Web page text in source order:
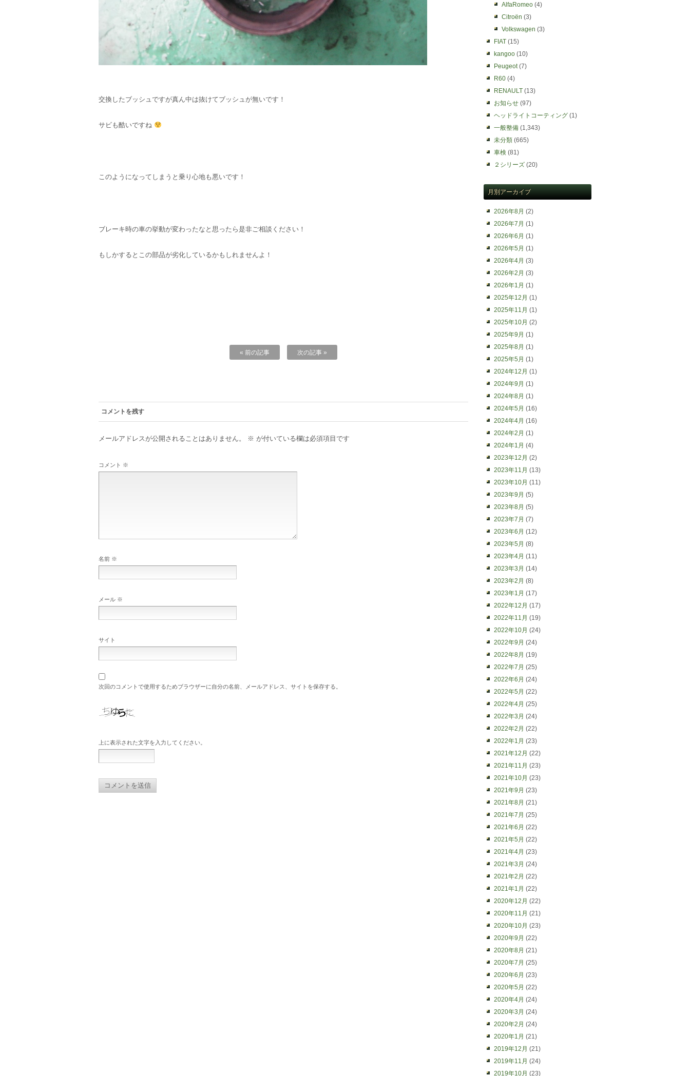
交換したブッシュですが真ん中は抜けてブッシュが無いです！
サビも酷いですね
このようになってしまうと乗り心地も悪いです！
ブレーキ時の車の挙動が変わったなと思ったら是非ご相談ください！
もしかするとこの部品が劣化しているかもしれませんよ！
« 前の記事 次の記事 »
コメントを残す
メールアドレスが公開されることはありません。 ※ が付いている欄は必須項目です
コメント ※
名前 ※
メール ※
サイト
次回のコメントで使用するためブラウザーに自分の名前、メールアドレス、サイトを保存する。
上に表示された文字を入力してください。
AlfaRomeo (4)
Citroën (3)
Volkswagen (3)
FIAT (15)
kangoo (10)
Peugeot(7)
R60 (4)
RENAULT (13)
お知らせ (97)
ヘッドライトコーティング (1)
一般整備 (1,343)
未分類 (665)
車検 (81)
２シリーズ (20)
月別アーカイブ
2026年8月 (2)
2026年7月 (1)
2026年6月 (1)
2026年5月 (1)
2026年4月 (3)
2026年2月 (3)
2026年1月 (1)
2025年12月 (1)
2025年11月 (1)
2025年10月 (2)
2025年9月 (1)
2025年8月 (1)
2025年5月 (1)
2024年12月 (1)
2024年9月 (1)
2024年8月 (1)
2024年5月 (16)
2024年4月 (16)
2024年2月 (1)
2024年1月 (4)
2023年12月 (2)
2023年11月 (13)
2023年10月 (11)
2023年9月 (5)
2023年8月 (5)
2023年7月 (7)
2023年6月 (12)
2023年5月 (8)
2023年4月 (11)
2023年3月 (14)
2023年2月 (8)
2023年1月 (17)
2022年12月 (17)
2022年11月 (19)
2022年10月 (24)
2022年9月 (24)
2022年8月 (19)
2022年7月 (25)
2022年6月 (24)
2022年5月 (22)
2022年4月 (25)
2022年3月 (24)
2022年2月 (22)
2022年1月 (23)
2021年12月 (22)
2021年11月 (23)
2021年10月 (23)
2021年9月 (23)
2021年8月 (21)
2021年7月 (25)
2021年6月 (22)
2021年5月 (22)
2021年4月 (23)
2021年3月 (24)
2021年2月 (22)
2021年1月 (22)
2020年12月 (22)
2020年11月 (21)
2020年10月 (23)
2020年9月 (22)
2020年8月 (21)
2020年7月 (25)
2020年6月 (23)
2020年5月 (22)
2020年4月 (24)
2020年3月 (24)
2020年2月 (24)
2020年1月 (21)
2019年12月 (21)
2019年11月 (24)
2019年10月 (23)